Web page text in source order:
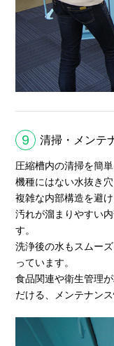
9 清掃・メンテ
圧縮槽内の清掃を簡
機種にはない水抜き穴
複雑な内部構造を避
汚れが溜まりやすい
す。
洗浄後の水もスムー
っています。
食品関連や衛生管理
だける、メンテナン